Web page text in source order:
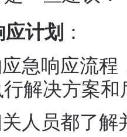
计划 ：
急响应流
解决方案
人员都了